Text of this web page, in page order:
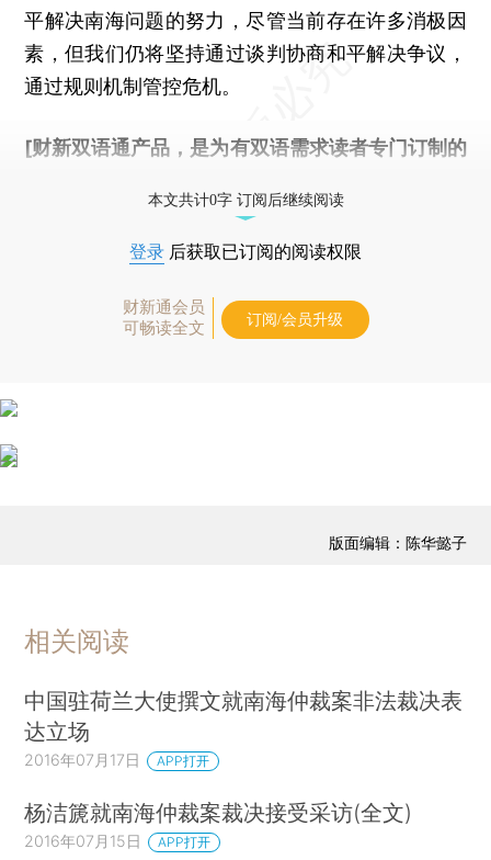
平解决南海问题的努力，尽管当前存在许多消极因
素，但我们仍将坚持通过谈判协商和平解决争议，
通过规则机制管控危机。
[财新双语通产品，是为有双语需求读者专门订制的
本文共计0字 订阅后继续阅读
登录 后获取已订阅的阅读权限
财新通会员
可畅读全文
订阅/会员升级
版面编辑：陈华懿子
相关阅读
中国驻荷兰大使撰文就南海仲裁案非法裁决表
达立场
2016年07月17日 APP打开
杨洁篪就南海仲裁案裁决接受采访(全文)
2016年07月15日 APP打开